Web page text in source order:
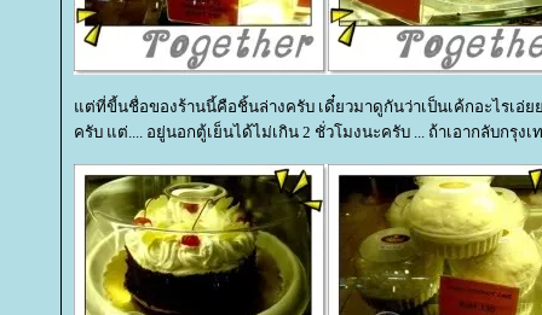
ต่ที่ขี้นชื่อของร้านนี้คือชิ้นล่างครับ เดี๋ยวมาดูกันว่าเป็นเค้กอะไรเอ่
ครับ แต่.... อยู่นอกตู้เย็นได้ไม่เกิน 2 ชั่วโมงนะครับ ... ถ้าเอากลับกรุ